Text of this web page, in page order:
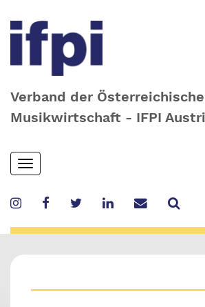
Verband der
Musikwirtschaft - IFPI
Skip
to
content
Toggle
navigation